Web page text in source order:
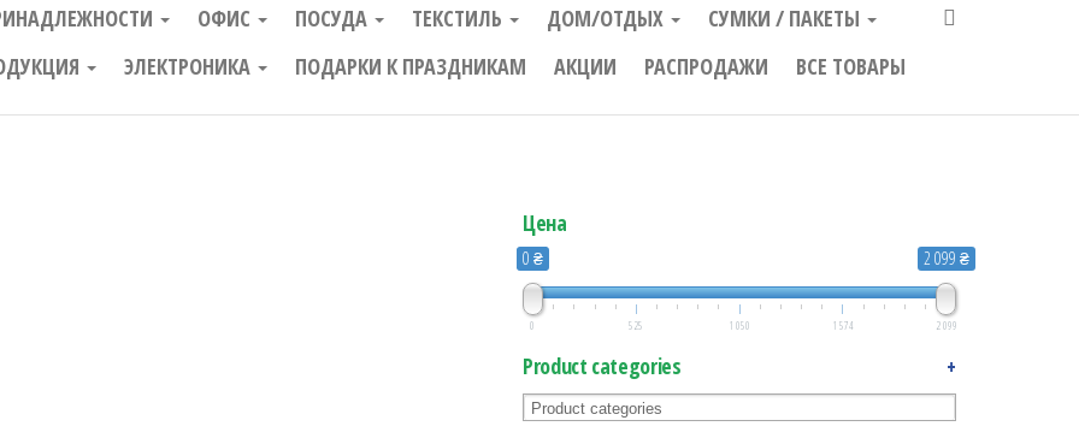
ОФИС ПОСУДА ТЕКСТИЛЬ ДОМ/ОТДЫХ
СУМКИ / ПАКЕТЫ
ЭЛЕКТРОНИКА ПОДАРКИ К ПРАЗДНИКАМ АКЦИИ РАСПРОДАЖИ ВСЕ ТОВАРЫ
Цена
0 ₴ 2 099 ₴
0 525 1 050 1 574 2 099
Product categories +